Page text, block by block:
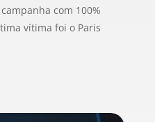
com 100%
vítima foi o Paris